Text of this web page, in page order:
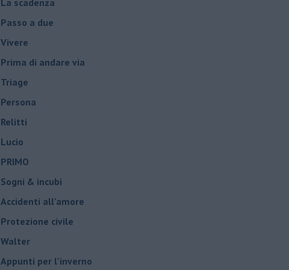
Passo a due
Vivere
Prima di andare via
Triage
Persona
Relitti
Lucio
PRIMO
Sogni & incubi
Accidenti all’amore
Protezione civile
Walter
Appunti per l'inverno